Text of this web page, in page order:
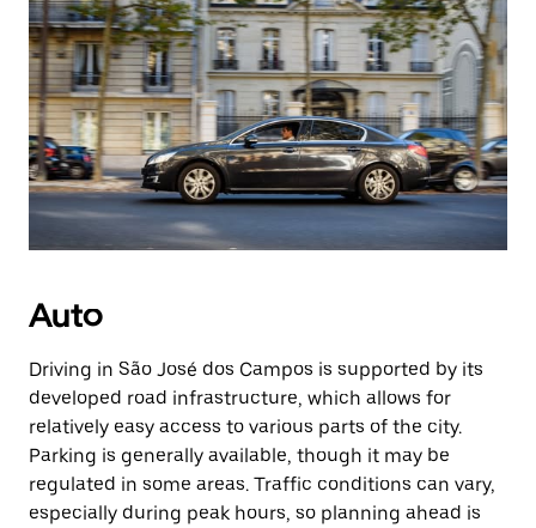
Auto
Driving in São José dos Campos is supported by its
developed road infrastructure, which allows for
relatively easy access to various parts of the city.
Parking is generally available, though it may be
regulated in some areas. Traffic conditions can vary,
especially during peak hours, so planning ahead is